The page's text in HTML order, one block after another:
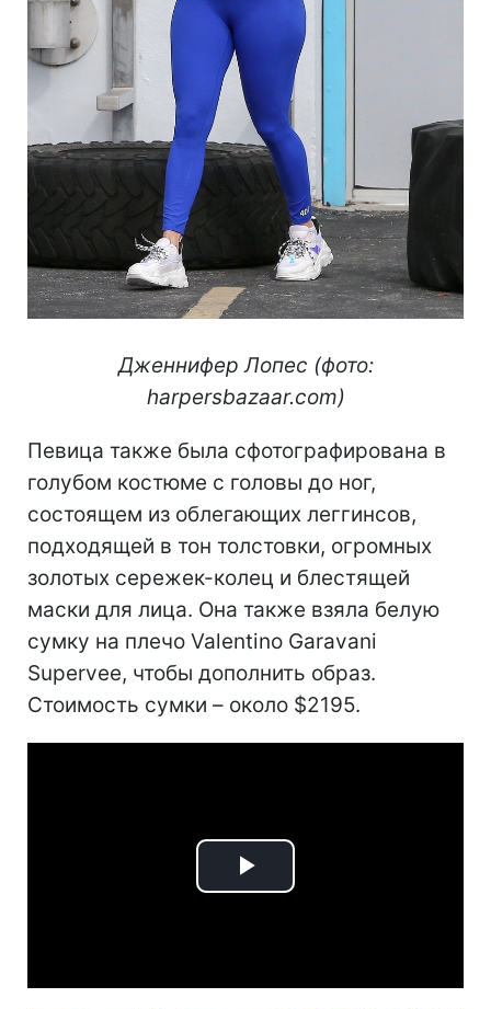
Дженнифер Лопес (фото:
harpersbazaar.com)
Певица также была сфотографирована в
голубом костюме с головы до ног,
состоящем из облегающих леггинсов,
подходящей в тон толстовки, огромных
золотых сережек-колец и блестящей
маски для лица. Она также взяла белую
сумку на плечо Valentino Garavani
Supervee, чтобы дополнить образ.
Стоимость сумки – около $2195.
Play